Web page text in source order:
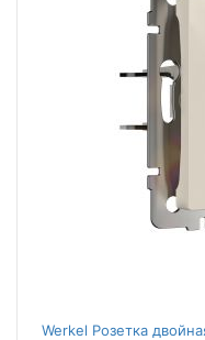
Werkel Розетка